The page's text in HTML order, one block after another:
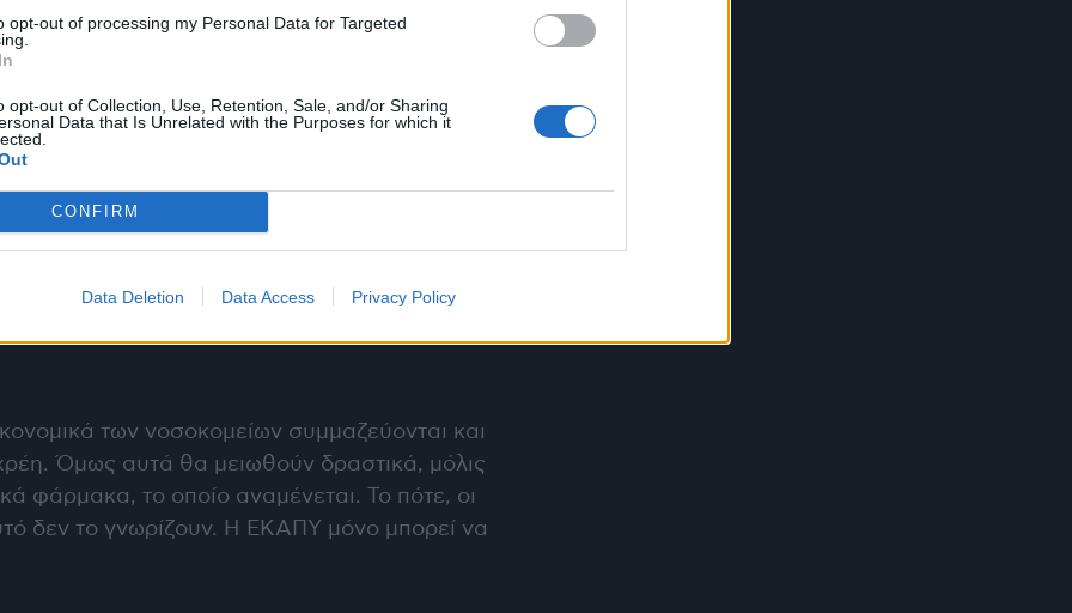
opt-out of processing my Personal Data for Targeted
opt-out of Collection, Use, Retention, Sale, and/or Sharing
Data that Is Unrelated with the Purposes for which it
CONFIRM
Data Deletion Data Access Privacy Policy
νοσοκομεία, όμως υπάρχει η διαβεβαίωση πως
όπως είδαμε και στη Διαύγεια, το ΚΕΤΕΚΝΥ
εκπαίδευσης υγειονομικών για την εφαρμογή
ιδιωτικής υγείας κρατάνε μικρό καλάθι, για
νέου συστήματος κοστολόγησης τόσο
των νοσοκομείων συμμαζεύονται και
Όμως αυτά θα μειωθούν δραστικά, μόλις
φάρμακα, το οποίο αναμένεται. Το πότε, οι
δεν το γνωρίζουν. Η ΕΚΑΠΥ μόνο μπορεί να